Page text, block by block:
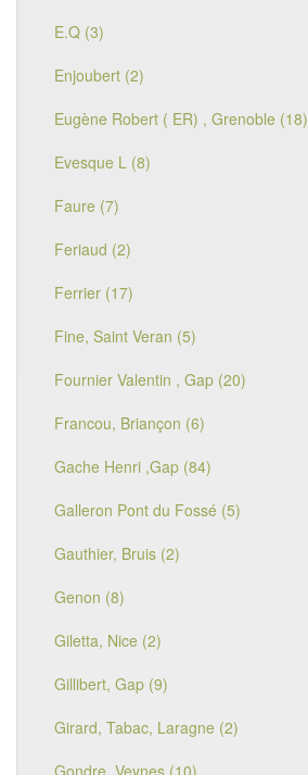
E.Q (3)
Enjoubert (2)
Eugène Robert ( ER) , Grenoble (18)
Evesque L (8)
Faure (7)
Feriaud (2)
Ferrier (17)
Fine, Saint Veran (5)
Fournier Valentin , Gap (20)
Francou, Briançon (6)
Gache Henri ,Gap (84)
Galleron Pont du Fossé (5)
Gauthier, Bruis (2)
Genon (8)
Giletta, Nice (2)
Gillibert, Gap (9)
Girard, Tabac, Laragne (2)
Gondre, Veynes (10)